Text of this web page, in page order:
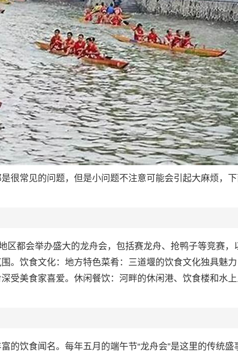
很常见的问题，但是小问题不注意可能会引起大麻烦，
区都会举办盛大的龙舟会，包括赛龙舟、抢鸭子等竞赛，
。饮食文化：地方特色菜肴：三道堰的饮食文化独具魅
深受美食家喜爱。休闲餐饮：河畔的休闲港、饮食楼和水
的饮食闻名。每年五月的端午节“龙舟会”是这里的传统盛